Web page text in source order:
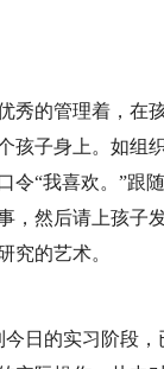
秀的管理着，在
孩子身上。如组
令“我喜欢。”跟
，然后请上孩子
究的艺术。
今日的实习阶段